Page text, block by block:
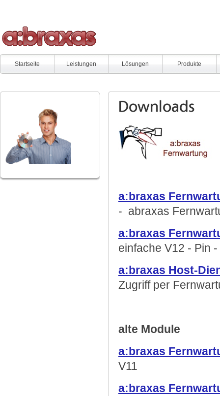
Startseite Leistungen Lösungen Produkte
Downloads
a:braxas
- abraxas
a:braxas
einfache V12 - Pin -
a:braxas Host-
Zugriff per
alte Module
a:braxas
V11
a:braxas